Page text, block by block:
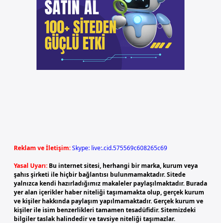
Reklam ve İletişim:Skype: live:.cid.575569c608265c69
Yasal Uyarı: Bu internet sitesi, herhangi bir marka, kurum veya
şahıs şirketi ile hiçbir bağlantısı bulunmamaktadır. Sitede
yalnızca kendi hazırladığımız makaleler paylaşılmaktadır. Burada
yer alan içerikler haber niteliği taşımamakta olup, gerçek kurum
ve kişiler hakkında paylaşım yapılmamaktadır. Gerçek kurum ve
kişiler ile isim benzerlikleri tamamen tesadüfidir. Sitemizdeki
bilgiler taslak halindedir ve tavsiye niteliği taşımazlar.